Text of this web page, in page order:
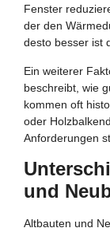
Fenster
der den
desto besser ist
Ein weiterer
beschreibt, wie
kommen oft
oder
Anforderungen
und
Altbauten und